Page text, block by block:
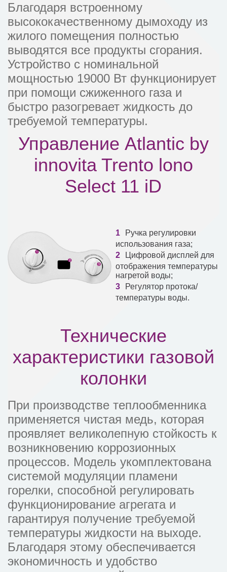
Благодаря встроенному
высококачественному дымоходу из
жилого помещения полностью
выводятся все продукты сгорания.
Устройство с номинальной
мощностью 19000 Вт функционирует
при помощи сжиженного газа и
быстро разогревает жидкость до
требуемой температуры.
Управление Atlantic by
innovita Trento lono
Select 11 iD
Ручка регулировки
использования газа;
Цифровой дисплей для
отображения температуры
нагретой воды;
Регулятор протока/
температуры воды.
Технические
характеристики газовой
колонки
При производстве теплообменника
применяется чистая медь, которая
проявляет великолепную стойкость к
возникновению коррозионных
процессов. Модель укомплектована
системой модуляции пламени
горелки, способной регулировать
функционирование агрегата и
гарантируя получение требуемой
температуры жидкости на выходе.
Благодаря этому обеспечивается
экономичность и удобство